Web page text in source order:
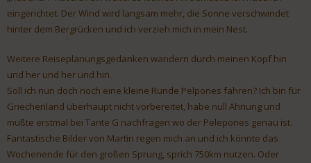
eingerichtet. Der Wind wird langsam mehr, die Sonne verschwindet
hinter dem Bergrücken und ich verzieh mich in mein Nest.
Weitere Reiseplanungsgedanken wandern durch meinen Kopf hin
und her und her und hin.
Soll ich nun doch noch eine kleine Runde Pelpones fahren? Ich bin für
Griechenland überhaupt nicht vorbereitet, habe null Ahnung und
mußte erstmal bei Tante G nachfragen wo der Pelepones genau ist.
Fantastische Bilder von Martin regen mich an und ich könnte das
Wochenende für den großen Sprung, sprich 750km nutzen. Oder